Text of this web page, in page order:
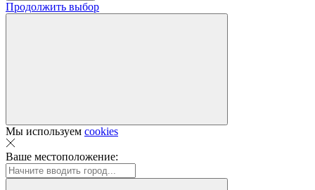
Продолжить выбор
Мы используем cookies
Ваше местоположение: